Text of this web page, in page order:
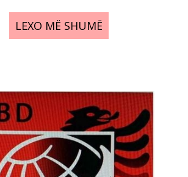
LEXO MË SHUMË